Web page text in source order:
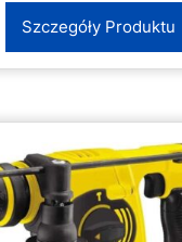
Szczegóły Produktu